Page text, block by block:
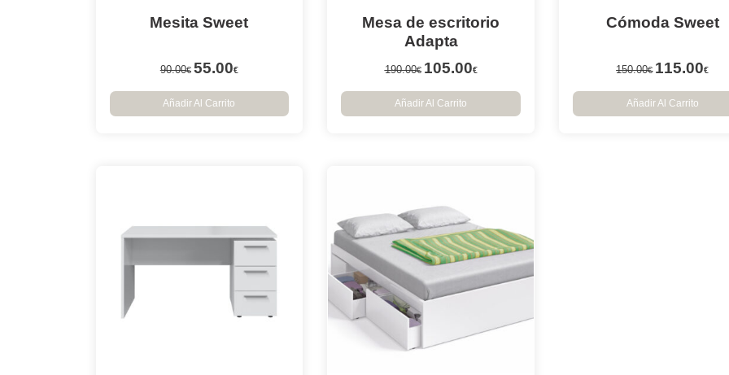
Mesita Sweet
90.00€ 55.00€
Añadir Al Carrito
Mesa de escritorio
Adapta
190.00€ 105.00€
Añadir Al Carrito
Cómoda Sweet
150.00€ 115.00€
Añadir Al Carrito